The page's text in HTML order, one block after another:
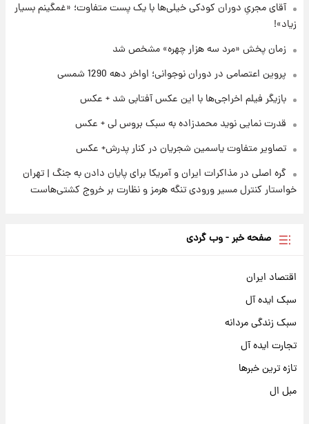
علی مطهری: اجرای کامل تفاهم‌نامه اسلام‌آباد،
آقای مجریِ دوران کودکی خیلی‌ها با یک پست متفاوت؛ «غمگینم بسیار
زیاد»!
زمان پخش «مرد سه هزار چهره» مشخص شد
پروین اعتصامی در دوران نوجوانی؛ اواخر دهه 1290 شمسی
بازیگر فیلم اخراجی‌ها با این عکس آفتابی شد + عکس
قدرت نمایی نوید محمدزاده به سبک بروس لی + عکس
تصاویر متفاوت یاسمین شجریان در کنار پدرش+ عکس
گره اصلی در مذاکرات ایران و آمریکا برای پایان دادن به جنگ | تهران
خواستار کنترل مسیر ورودی تنگه هرمز و نظارت بر خروج کشتی‌هاست
صفحه خبر - وب گردی
اقتصاد ایران
سبک ایده آل
سبک زندگی مردانه
تجارت ایده آل
تازه ترین خبرها
مبل ال